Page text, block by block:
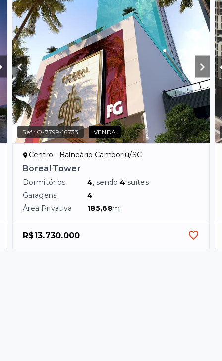
Ref.: O-7799-16733 VENDA
Centro - Balneário Camboriú/SC
Boreal Tower
Dormitórios 4, sendo4 suítes
Garagens
4
Área Privativa
185,68m²
R$13.730.000